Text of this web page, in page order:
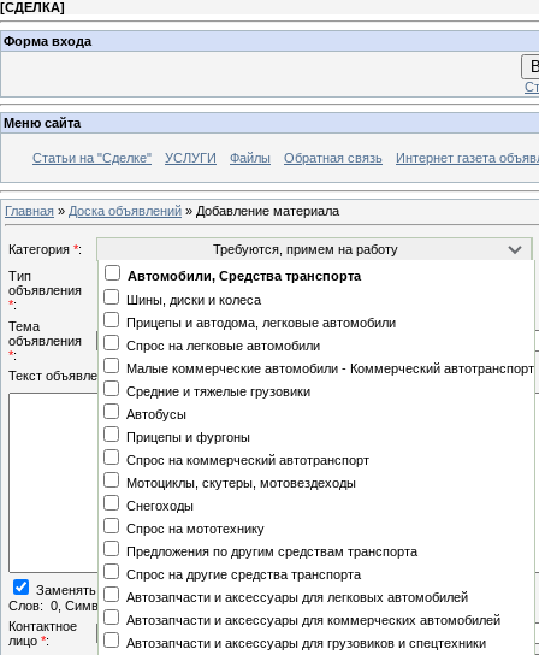
[СДЕЛКА]
Форма входа
Меню сайта
Статьи на "Сделке" УСЛУГИ Файлы Обратная связь Интернет газета
Главная » Доска объявлений » Добавление материала
Категория *:
Автомобили, Средства транспорта
Шины, диски и колеса
Прицепы и автодома, легковые автомобили
Спрос на легковые автомобили
Малые коммерческие автомобили - Коммерческий автотранспорт
Средние и тяжелые грузовики
Автобусы
Прицепы и фургоны
Спрос на коммерческий автотранспорт
Мотоциклы, скутеры, мотовездеходы
Снегоходы
Спрос на мототехнику
Предложения по другим средствам транспорта
Спрос на другие средства транспорта
Автозапчасти и аксессуары для легковых автомобилей
Автозапчасти и аксессуары для коммерческих автомобилей
Автозапчасти и аксессуары для грузовиков и спецтехники
Тип
объявления
*:
Информация
Предложение
Тема
объявления
*:
Текст объявления *:
Заменять переводы строк тегом
Слов: 0 , Символов: 0/0
Контактное
лицо *: